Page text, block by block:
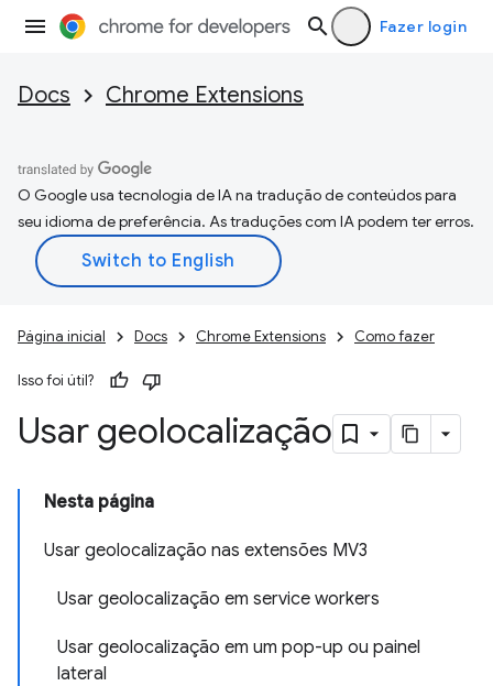
Fazer login
Docs Chrome Extensions
O Google usa tecnologia de IA na tradução de conteúdos para
seu idioma de preferência. As traduções com IA podem ter erros.
Página inicial Docs Chrome Extensions Como fazer
Isso foi útil?
Usar geolocalização
Nesta página
Usar geolocalização nas extensões MV3
Usar geolocalização em service workers
Usar geolocalização em um pop-up ou painel
lateral